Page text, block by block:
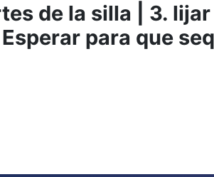
de la silla | 3.
para que